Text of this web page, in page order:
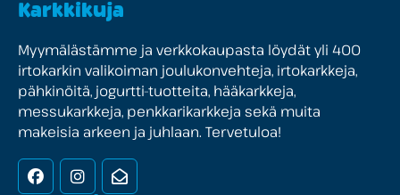
Karkkikuja
Myymälästämme ja verkkokaupasta löydät yli 400
irtokarkin valikoiman joulukonvehteja, irtokarkkeja,
pähkinöitä, jogurtti-tuotteita, hääkarkkeja,
messukarkkeja, penkkarikarkkeja sekä muita
makeisia arkeen ja juhlaan. Tervetuloa!
FacebookInstagramUutiskirje